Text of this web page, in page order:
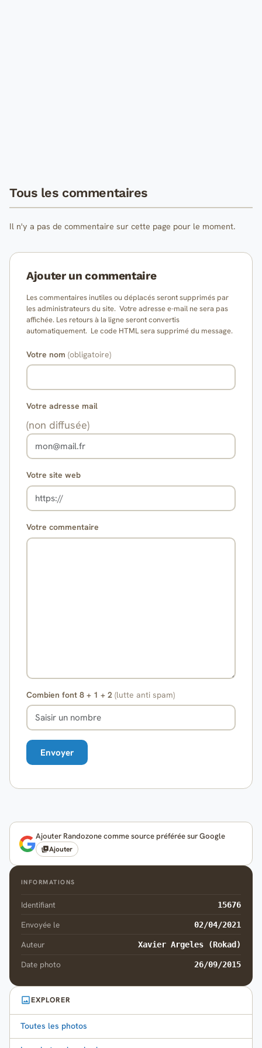
Tous les commentaires
Il n'y a pas de commentaire sur cette page pour le moment.
Ajouter un commentaire
Les commentaires inutiles ou déplacés seront supprimés par
les administrateurs du site. Votre adresse e-mail ne sera pas
affichée. Les retours à la ligne seront convertis
automatiquement. Le code HTML sera supprimé du message.
Votre nom (obligatoire)
Votre adresse mail
(non diffusée)
Votre site web
Votre commentaire
Combien font 8 + 1 + 2 (lutte anti spam)
Ajouter Randozone comme source préférée sur Google
Ajouter
INFORMATIONS
Identifiant 15676
Envoyée le 02/04/2021
Auteur Xavier Argeles (Rokad)
Date photo 26/09/2015
EXPLORER
Toutes les photos